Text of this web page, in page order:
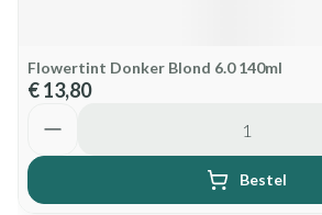
Flowertint Donker Blond 6.0 140ml
€ 13,80
Bestel